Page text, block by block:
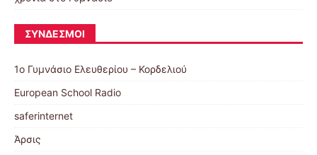
ΣΎΝΔΕΣΜΟΙ
1ο Γυμνάσιο Ελευθερίου – Κορδελιού
European School Radio
saferinternet
Άρσις